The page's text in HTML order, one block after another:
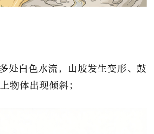
处白色水流，山坡发生变形、鼓
物体出现倾斜；